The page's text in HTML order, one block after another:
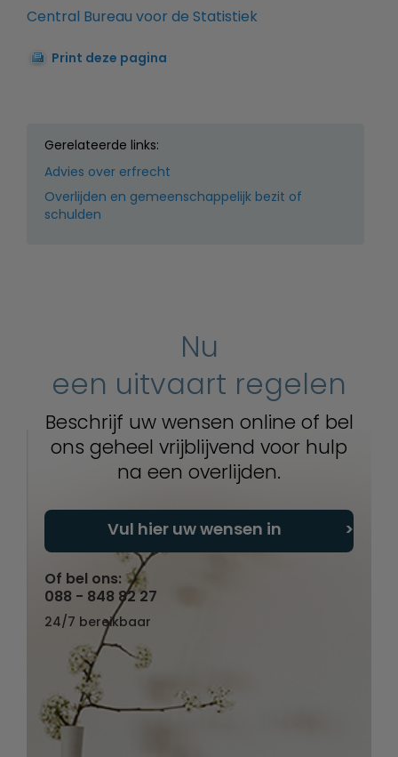
Central Bureau voor de Statistiek
Print deze pagina
Gerelateerde links:
Advies over erfrecht
Overlijden en gemeenschappelijk bezit of
schulden
Nu
een uitvaart regelen
Beschrijf uw wensen online of bel
ons geheel vrijblijvend voor hulp
na een overlijden.
Vul hier uw wensen in
Of bel ons:
088 - 848 82 27
24/7 bereikbaar